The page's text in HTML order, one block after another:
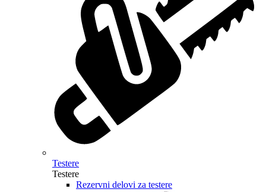
Testere
Testere
Rezervni delovi za testere